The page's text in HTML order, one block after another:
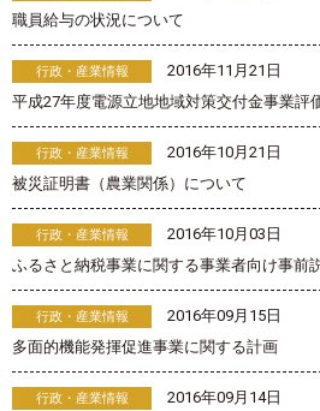
職員給与の状況について
行政・産業情報
2016年11月21日
平成27年度電源立地地域対策交付金事業評
行政・産業情報
2016年10月21日
被災証明書（農業関係）について
行政・産業情報
2016年10月03日
ふるさと納税事業に関する事業者向け事前
行政・産業情報
2016年09月15日
多面的機能発揮促進事業に関する計画
行政・産業情報
2016年09月14日